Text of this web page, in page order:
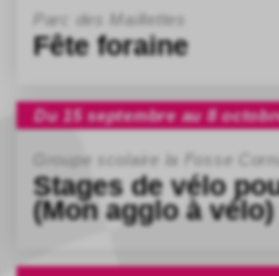
Parc des Maillettes
Fête foraine
Du 15 septembre au 8
Groupe scolaire la Fosse
Stages de vélo
(Mon agglo à vélo)